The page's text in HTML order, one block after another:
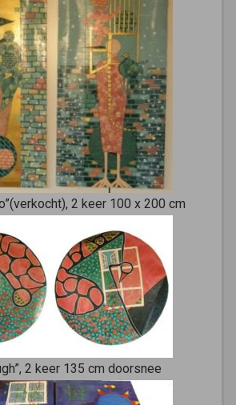
2 keer 100 x 200 cm
2 keer 135 cm doorsnee